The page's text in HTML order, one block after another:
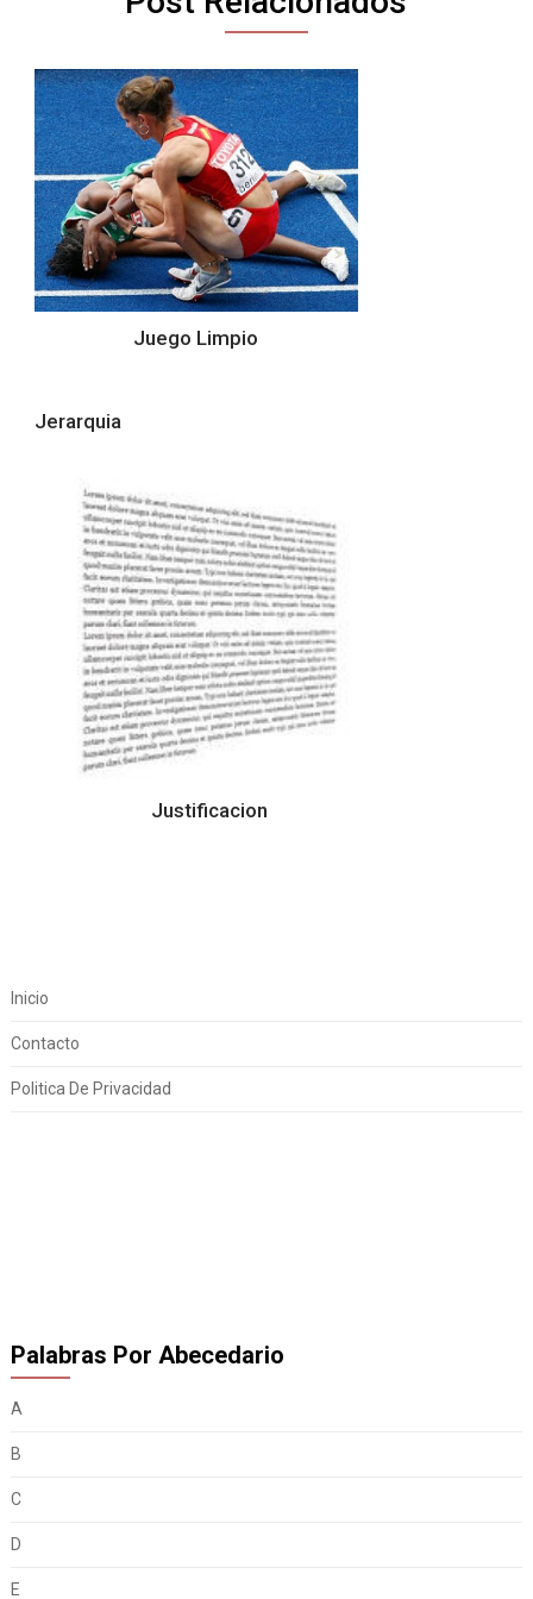
Juego Limpio
Jerarquia
Justificacion
Inicio
Contacto
Politica De Privacidad
Palabras Por Abecedario
A
B
C
D
E